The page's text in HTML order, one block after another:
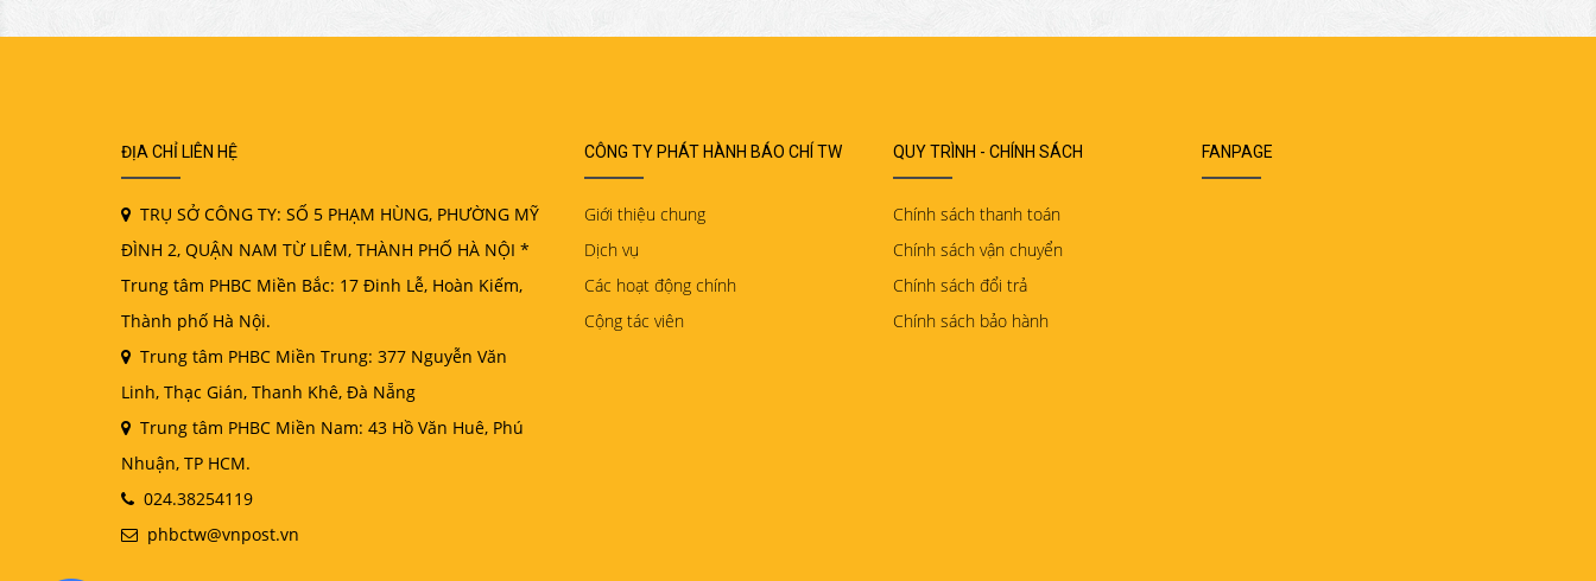
ĐỊA CHỈ LIÊN HỆ
TRỤ SỞ CÔNG TY: SỐ 5 PHẠM HÙNG, PHƯỜNG MỸ
ĐÌNH 2, QUẬN NAM TỪ LIÊM, THÀNH PHỐ HÀ NỘI *
Trung tâm PHBC Miền Bắc: 17 Đinh Lễ, Hoàn Kiếm,
Thành phố Hà Nội.
Trung tâm PHBC Miền Trung: 377 Nguyễn Văn
Linh, Thạc Gián, Thanh Khê, Đà Nẵng
Trung tâm PHBC Miền Nam: 43 Hồ Văn Huê, Phú
Nhuận, TP HCM.
024.38254119
phbctw@vnpost.vn
CÔNG TY PHÁT HÀNH BÁO CHÍ TW
Giới thiệu chung
Dịch vụ
Các hoạt động chính
Cộng tác viên
QUY TRÌNH - CHÍNH SÁCH
Chính sách thanh toán
Chính sách vận chuyển
Chính sách đổi trả
Chính sách bảo hành
FANPAGE